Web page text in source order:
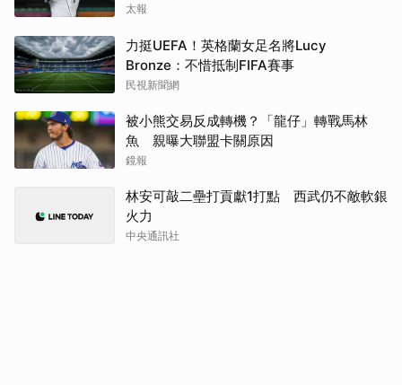
太報
力挺UEFA！英格蘭女足名將Lucy
Bronze：不惜抵制FIFA賽事
民視新聞網
被小熊交易反成轉機？「龍仔」轉戰馬林
魚 親曝大聯盟卡關原因
鏡報
林安可敲二壘打貢獻1打點 西武仍不敵軟銀
火力
中央通訊社